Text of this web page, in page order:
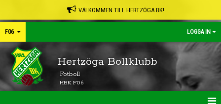
VÄLKOMMEN TILL HERTZÖGA BK!
F06 LOGGA IN
Hertzöga Bollklubb
Fotboll
HBK F06